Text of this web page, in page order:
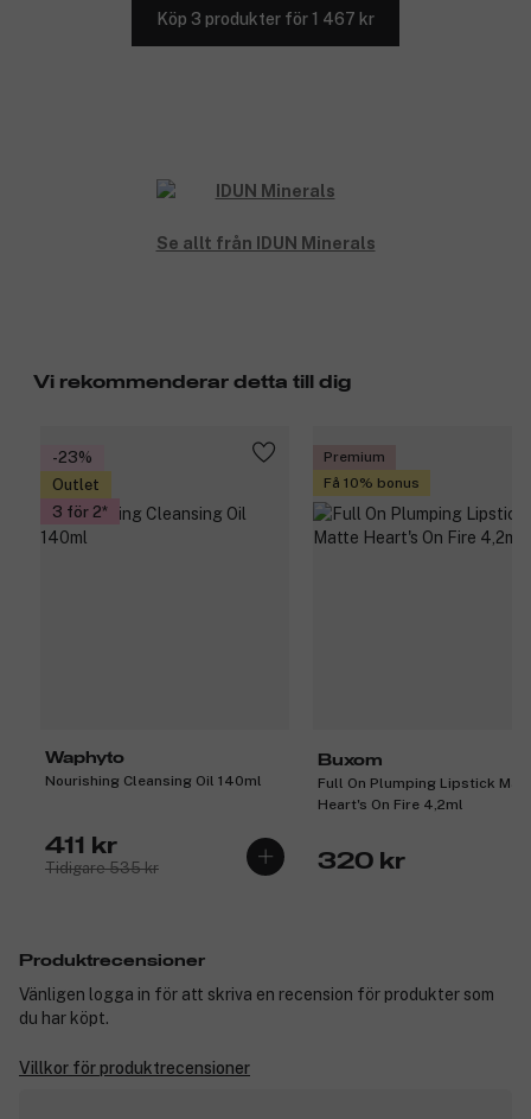
Köp 3 produkter för 1 467 kr
Se allt från IDUN Minerals
Vi rekommenderar detta till dig
-23%
Outlet
3 för 2
Waphyto
Nourishing Cleansing Oil 140ml
411 kr
Tidigare 535 kr
Premium
Få 10% bonus
Buxom
Full On Plumping Lipstick
Heart's On Fire 4,2ml
320 kr
Produktrecensioner
Vänligen logga in för att skriva en recension för produkter som
du har köpt.
Villkor för produktrecensioner